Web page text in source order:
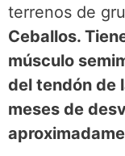
terrenos de
Ceballos.
músculo
del tendón de
meses de